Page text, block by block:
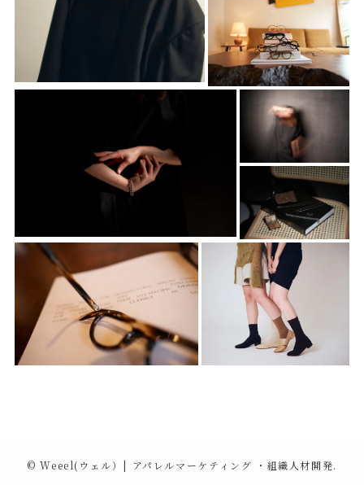
© Weeel(ウェル）| アパレルマーケティング ・組織人材開発.